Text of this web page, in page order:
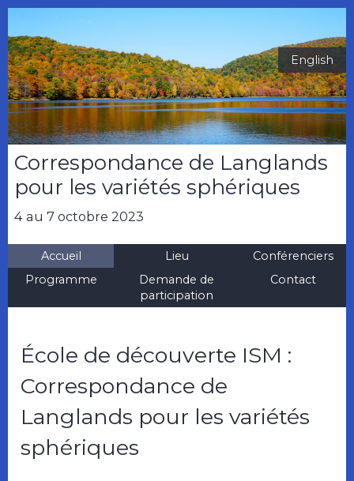
Correspondance de Langlands
pour les variétés sphériques
4 au 7 octobre 2023
English
Accueil Lieu
Conférenciers
Programme
Demande de
participation
Contact
École de découverte ISM :
Correspondance de
Langlands pour les variétés
sphériques